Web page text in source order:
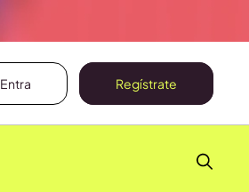
Entra Regístrate